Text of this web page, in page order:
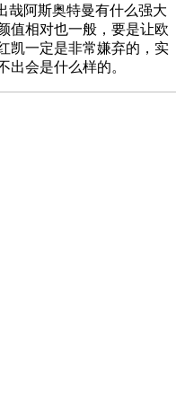
哉阿斯奥特曼有什么强大
值相对也一般，要是让欧
凯一定是非常嫌弃的，实
出会是什么样的。